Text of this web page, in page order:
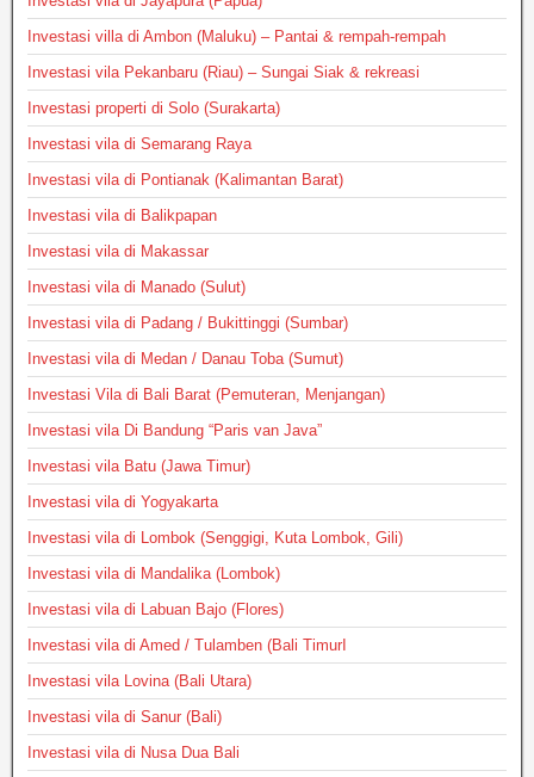
Investasi villa di Ambon (Maluku) – Pantai & rempah-rempah
Investasi vila Pekanbaru (Riau) – Sungai Siak & rekreasi
Investasi properti di Solo (Surakarta)
Investasi vila di Semarang Raya
Investasi vila di Pontianak (Kalimantan Barat)
Investasi vila di Balikpapan
Investasi vila di Makassar
Investasi vila di Manado (Sulut)
Investasi vila di Padang / Bukittinggi (Sumbar)
Investasi vila di Medan / Danau Toba (Sumut)
Investasi Vila di Bali Barat (Pemuteran, Menjangan)
Investasi vila Di Bandung “Paris van Java”
Investasi vila Batu (Jawa Timur)
Investasi vila di Yogyakarta
Investasi vila di Lombok (Senggigi, Kuta Lombok, Gili)
Investasi vila di Mandalika (Lombok)
Investasi vila di Labuan Bajo (Flores)
Investasi vila di Amed / Tulamben (Bali TimurI
Investasi vila Lovina (Bali Utara)
Investasi vila di Sanur (Bali)
Investasi vila di Nusa Dua Bali